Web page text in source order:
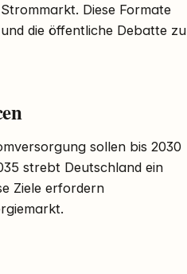
Diese Formate
die öffentliche Debatte zu
sollen bis 2030
strebt Deutschland ein
Ziele erfordern